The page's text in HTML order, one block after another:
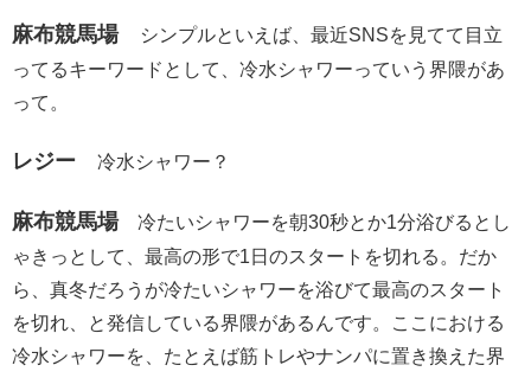
麻布競馬場
シンプルといえば、最近SNSを見てて目立
ってるキーワードとして、冷水シャワーっていう界隈があ
って。
レジー 冷水シャワー？
麻布競馬場冷たいシャワーを朝30秒とか1分浴びるとし
ゃきっとして、最高の形で1日のスタートを切れる。だか
ら、真冬だろうが冷たいシャワーを浴びて最高のスタート
を切れ、と発信している界隈があるんです。ここにおける
冷水シャワーを、たとえば筋トレやナンパに置き換えた界